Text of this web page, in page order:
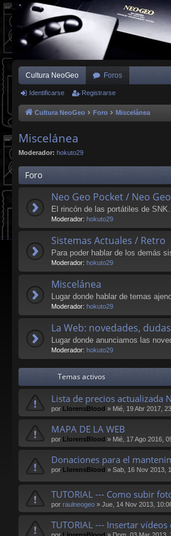
Cultura NeoGeo Foros
Identificarse Registrarse
Cultura NeoGeo Foro Miscelánea
Miscelánea
Moderador: hokuto29
Foro
Neo Geo Pocket / Neo
El rincón de las portátiles de SNK.
Moderador: hokuto29
Sistemas Actuales / Retro
Para poder hablar de los demás
Moderador: hokuto29
Miscelánea
Lugar donde hablar de temas
Moderador: hokuto29
La Web: novedades,
Lugar donde anunciamos las
Moderador: hokuto29
Temas activos
Lista de precios actualizada
por LlorensBlood » Mié, 19 Abr 2017,
MAPA DE LA WEB
por LlorensBlood » Mié, 17 Ago 2016,
Donaciones para el
por LlorensBlood » Sab, 16 Nov 2013,
TUTORIAL --- Como subir
por raulneogeo » Jue, 14 Nov 2013,
TUTORIAL --- Insertar
por LlorensBlood » Dom, 03 Mar 2013,